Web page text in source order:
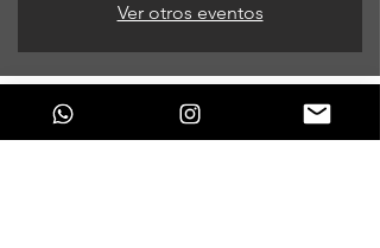
Ver otros eventos
Horario y ubicación